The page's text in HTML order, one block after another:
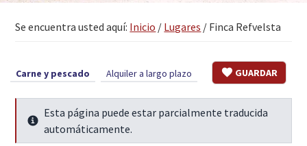
Se encuentra usted aquí: Inicio / Lugares / Finca Refvelsta
GUARDAR
Carne y pescado Alquiler a largo plazo
Seguir leyendo
Esta página puede estar parcialmente traducida
automáticamente.